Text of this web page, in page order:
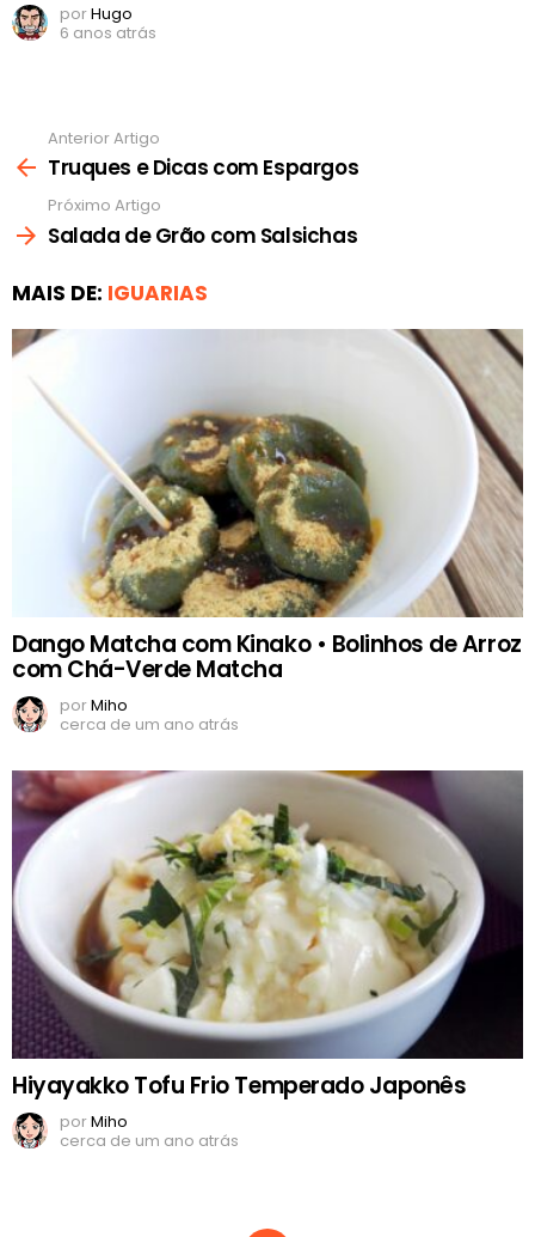
porHugo
6 anos atrás
mais
Anterior Artigo
Truques e Dicas com Espargos
Próximo Artigo
Salada de Grão com Salsichas
MAIS DE: IGUARIAS
Dango Matcha com Kinako • Bolinhos de Arroz
com Chá-Verde Matcha
porMiho
cerca de um ano atrás
Hiyayakko Tofu Frio Temperado Japonês
porMiho
cerca de um ano atrás